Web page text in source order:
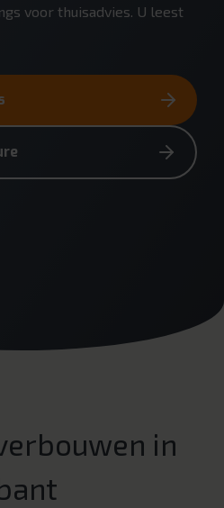
voor thuisadvies. U leest
in